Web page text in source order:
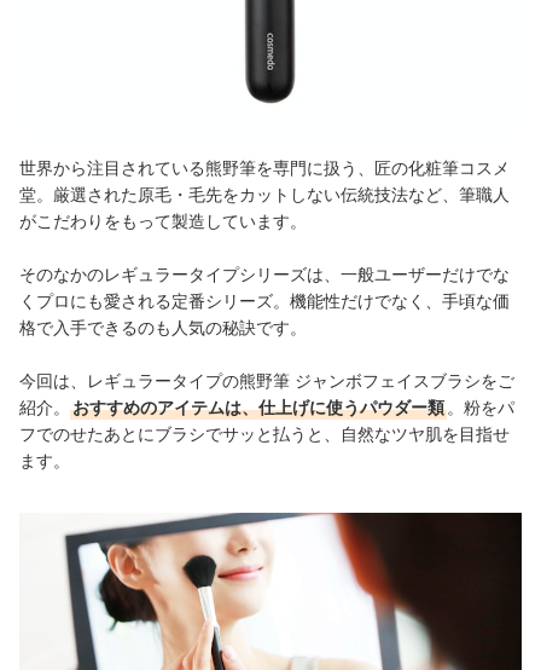
世界から注目されている熊野筆を専門に扱う、匠の化粧筆コスメ
堂。厳選された原毛・毛先をカットしない伝統技法など、筆職人
がこだわりをもって製造しています。
そのなかのレギュラータイプシリーズは、一般ユーザーだけでな
くプロにも愛される定番シリーズ。機能性だけでなく、手頃な価
格で入手できるのも人気の秘訣です。
今回は、レギュラータイプの熊野筆 ジャンボフェイスブラシをご
紹介。
おすすめのアイテムは、仕上げに使うパウダー類 。粉をパ
フでのせたあとにブラシでサッと払うと、自然なツヤ肌を目指せ
ます。